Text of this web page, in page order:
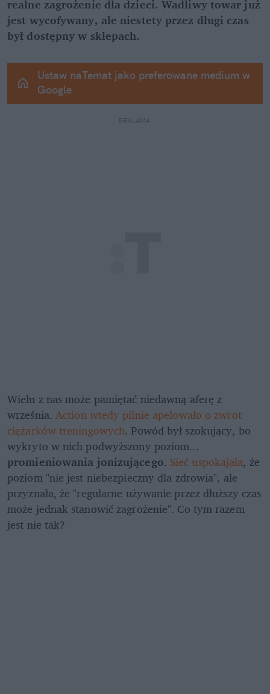
realne zagrożenie dla dzieci. Wadliwy towar już
jest wycofywany, ale niestety przez długi czas
był dostępny w sklepach.
Ustaw naTemat jako preferowane medium w
Google
REKLAMA
Wielu z nas może pamiętać niedawną aferę z
września. Action wtedy pilnie apelowało o zwrot
ciężarków treningowych. Powód był szokujący, bo
promieniowania jonizującego. Sieć uspokajała, że
poziom "nie jest niebezpieczny dla zdrowia", ale
przyznała, że "regularne używanie przez dłuższy czas
może jednak stanowić zagrożenie". Co tym razem
jest nie tak?